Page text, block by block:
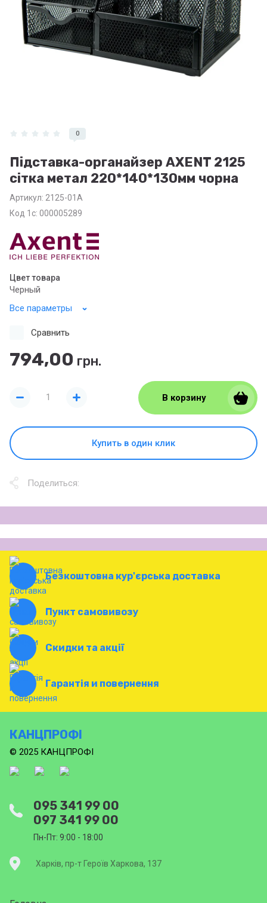
0
Підставка-органайзер AXENT 2125
сітка метал 220*140*130мм чорна
Артикул: 2125-01А
Код 1с: 000005289
Цвет товара
Черный
Все параметры
794,00 грн.
Сравнить
В корзину
Купить в один клик
Поделиться:
Безкоштовна кур'єрська доставка
Пункт самовивозу
Скидки та акції
Гарантія и повернення
КАНЦПРОФІ
© 2025 КАНЦПРОФІ
095 341 99 00
097 341 99 00
Пн-Пт: 9:00 - 18:00
Харків, пр-т Героїв Харкова, 137